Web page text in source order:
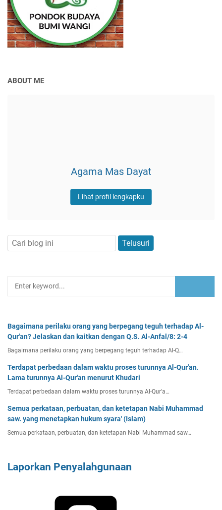
ABOUT ME
Agama Mas Dayat
Lihat profil lengkapku
Bagaimana perilaku orang yang berpegang teguh terhadap Al-
Qur'an? Jelaskan dan kaitkan dengan Q.S. Al-Anfal/8: 2-4
Bagaimana perilaku orang yang berpegang teguh terhadap Al-Q…
Terdapat perbedaan dalam waktu proses turunnya Al-Qur'an.
Lama turunnya Al-Qur'an menurut Khudari
Terdapat perbedaan dalam waktu proses turunnya Al-Qur'a…
Semua perkataan, perbuatan, dan ketetapan Nabi Muhammad
saw. yang menetapkan hukum syara' (Islam)
Semua perkataan, perbuatan, dan ketetapan Nabi Muhammad saw…
Laporkan Penyalahgunaan